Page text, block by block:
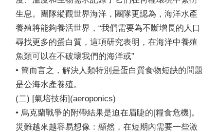
生息。團隊縱觀世界海洋，團隊更認為，海洋水產
養殖將能夠養活世界，“我們需要為不斷增長的人口
尋找更多的蛋白質，這項研究表明，在海洋中養殖
魚類可以在不破壞我們的海洋或”
• 簡而言之，解決人類特別是蛋白質食物短缺的問題
是公海水產養殖。
(二) [氣培技術](aeroponics)
• 烏克蘭戰爭的附帶結果是迫在眉睫的[糧食危機]。
災難越來越容易想像：顯然，在短期內需要一些激